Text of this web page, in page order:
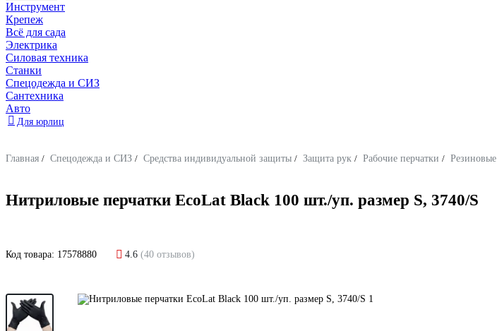
Инструмент
Крепеж
Всё для сада
Электрика
Силовая техника
Станки
Спецодежда и СИЗ
Сантехника
Авто
Для юрлиц
Главная / Спецодежда и СИЗ / Средства индивидуальной защиты / Защита рук / Рабочие перчатки / Резиновые
Нитриловые перчатки EcoLat Black 100 шт./уп. размер S, 3740/S
Код товара: 17578880 4.6 (40 отзывов)